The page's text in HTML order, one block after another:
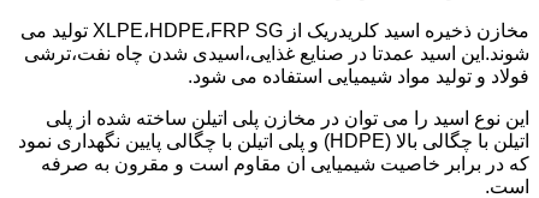
مخازن ذخیره اسید کلریدریک از XLPE،HDPE،FRP SG تولید می
شوند.این اسید عمدتا در صنایع غذایی،اسیدی شدن چاه نفت،ترشی
فولاد و تولید مواد شیمیایی استفاده می شود.
این نوع اسید را می توان در مخازن پلی اتیلن ساخته شده از پلی
اتیلن با چگالی بالا (HDPE) و پلی اتیلن با چگالی پایین نگهداری نمود
که در برابر خاصیت شیمیایی ان مقاوم است و مقرون به صرفه
است.